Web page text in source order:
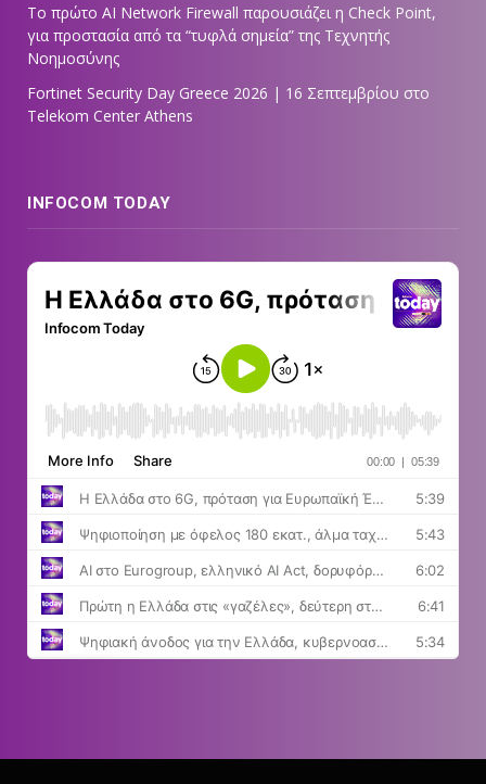
Tο πρώτο AI Network Firewall παρουσιάζει η Check Point,
για προστασία από τα “τυφλά σημεία” της Τεχνητής
Νοημοσύνης
Fortinet Security Day Greece 2026 | 16 Σεπτεμβρίου στο
Telekom Center Athens
INFOCOM TODAY